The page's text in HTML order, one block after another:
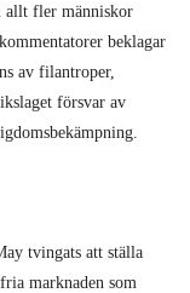
allt fler människor
beklagar
av filantroper,
försvar av
tvingats att ställa
marknaden som